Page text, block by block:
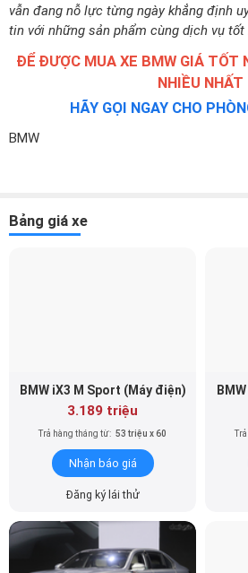
vẫn đang nỗ lực từng ngày khẳng định
tin với những sản phẩm cùng dịch vụ tốt
ĐỂ ĐƯỢC MUA XE BMW GIÁ TỐT
NHIỀU NHẤT
HÃY GỌI NGAY CHO
BMW
Bảng giá xe
BMW iX3 M Sport (Máy điện)
3.189 triệu
Trả hàng tháng từ: 53 triệu x 60
Nhận báo giá
Đăng ký lái thử